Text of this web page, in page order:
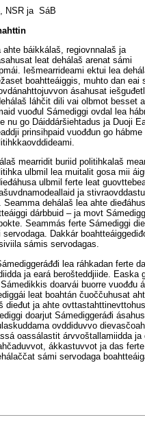
NSR ja SáB
ahte báikkálaš, regiovnnalaš ja
leat dehálaš arenat sámi
Iešmearrideami ektui lea
boahtteáiggis, muhto dan eai
ásahusat
láhčit dili vai olbmot besset
vuođul Sámediggi ovdal lea
nu go Dáiddáršiehtadus ja Duoji
prinsihpaid vuođđun go
mearridit buriid politihkalaš
ulbmil lea muitalit gosa mii
ulbmil ferte leat
ja
Seamma dehálaš lea ahte
dárbbuid – ja movt
Seammás ferte Sámediggi
servodaga. Dakkár
sámis servodagas.
lea ráhkadan ferte
ja eará berošteddjiide. Easka
doarvái buorre vuođđu
leat boahtán čuoččuhusat
dieđut ja ahte
doarjut Sámediggeráđi
ovddiduvvo
oassálastit árvvoštallamiidda
ákkastuvvot ja das
sámi servodaga